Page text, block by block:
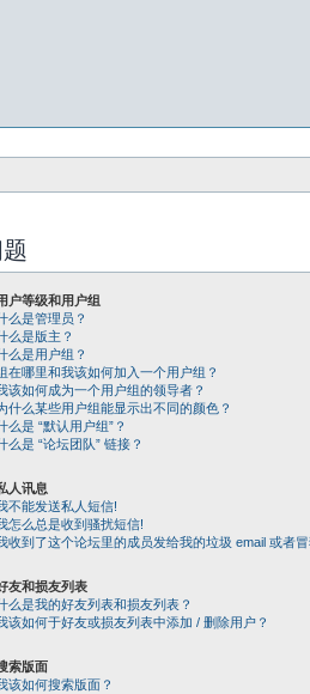
户等级和用户组
么是管理员？
么是版主？
么是用户组？
在哪里和我该如何加入一个用户组？
该如何成为一个用户组的领导者？
什么某些用户组能显示出不同的颜色？
么是 “默认用户组”？
么是 “论坛团队” 链接？
人讯息
不能发送私人短信!
怎么总是收到骚扰短信!
收到了这个论坛里的成员发给我的垃圾 email 或者
友和损友列表
么是我的好友列表和损友列表？
该如何于好友或损友列表中添加 / 删除用户？
索版面
该如何搜索版面？